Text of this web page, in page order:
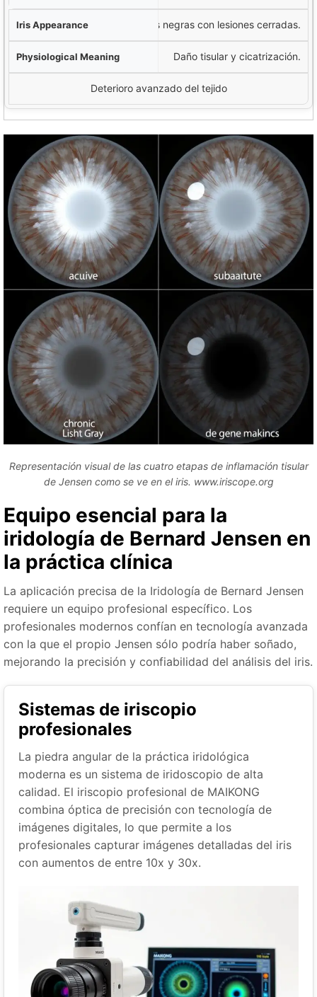
Marcas negras con lesiones cerradas.
Daño tisular y cicatrización.
Deterioro avanzado del tejido
Representación visual de las cuatro etapas de inflamación tisular
de Jensen como se ve en el iris. www.iriscope.org
Equipo esencial para la
iridología de Bernard Jensen en
la práctica clínica
La aplicación precisa de la Iridología de Bernard Jensen
requiere un equipo profesional específico. Los
profesionales modernos confían en tecnología avanzada
con la que el propio Jensen sólo podría haber soñado,
mejorando la precisión y confiabilidad del análisis del iris.
Sistemas de iriscopio
profesionales
La piedra angular de la práctica iridológica
moderna es un sistema de iridoscopio de alta
calidad. El iriscopio profesional de MAIKONG
combina óptica de precisión con tecnología de
imágenes digitales, lo que permite a los
profesionales capturar imágenes detalladas del iris
con aumentos de entre 10x y 30x.